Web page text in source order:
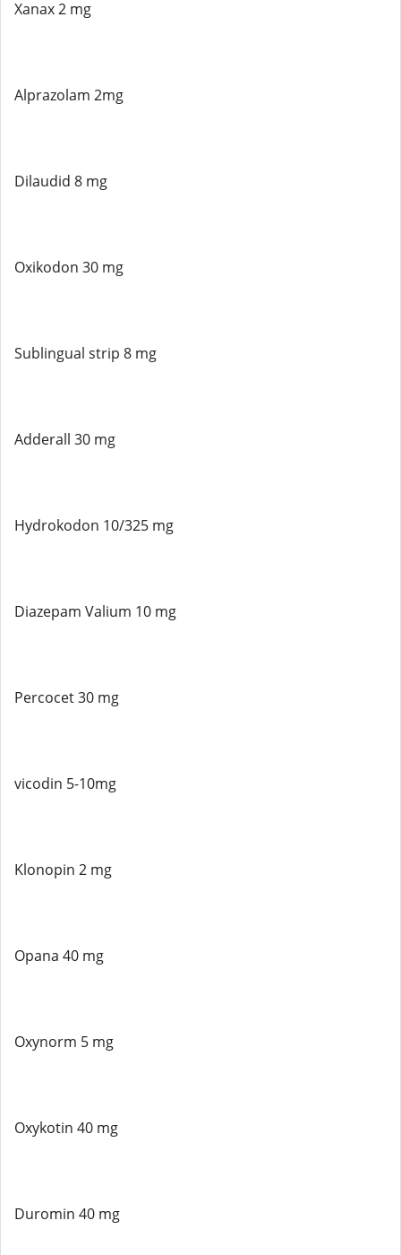
Xanax 2 mg
Alprazolam 2mg
Dilaudid 8 mg
Oxikodon 30 mg
Sublingual strip 8 mg
Adderall 30 mg
Hydrokodon 10/325 mg
Diazepam Valium 10 mg
Percocet 30 mg
vicodin 5-10mg
Klonopin 2 mg
Opana 40 mg
Oxynorm 5 mg
Oxykotin 40 mg
Duromin 40 mg